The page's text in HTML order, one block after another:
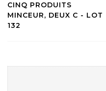
CINQ PRODUITS
MINCEUR, DEUX C - LOT
132